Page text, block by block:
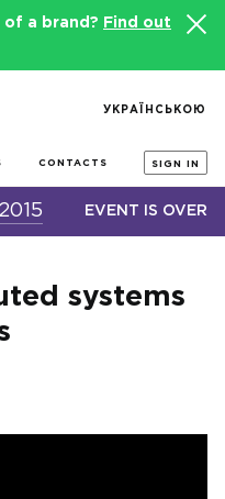
of a brand?
Find out
CONTACTS SIGN IN
УКРАЇНСЬКОЮ
EVENT IS OVER
systems